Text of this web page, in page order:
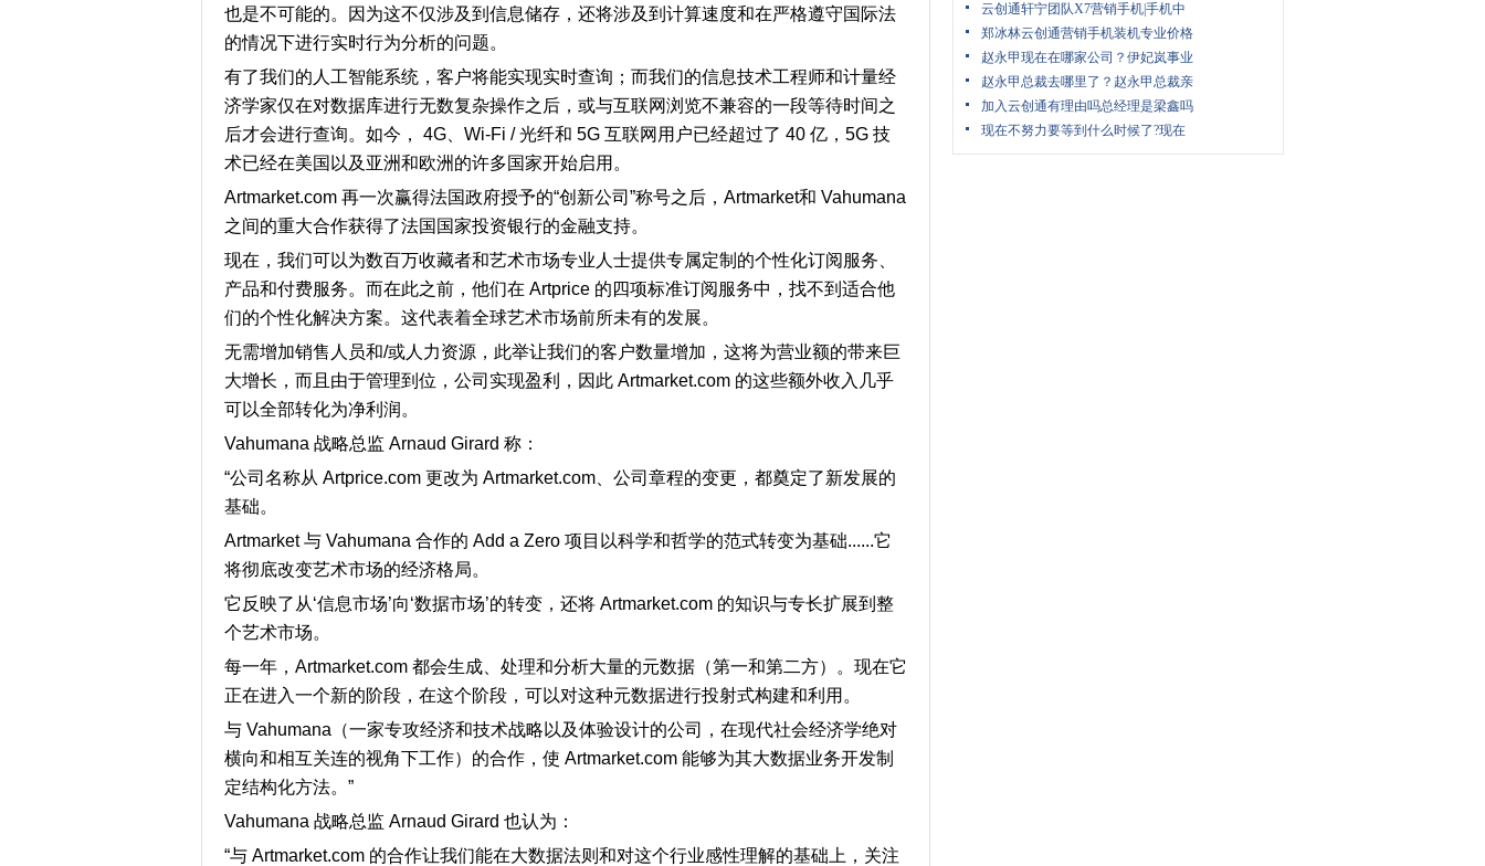
也是不可能的。因为这不仅涉及到信息储存，还将涉及到计算速度和在严格遵守国际法
的情况下进行实时行为分析的问题。
有了我们的人工智能系统，客户将能实现实时查询；而我们的信息技术工程师和计量经
济学家仅在对数据库进行无数复杂操作之后，或与互联网浏览不兼容的一段等待时间之
后才会进行查询。如今， 4G、Wi-Fi / 光纤和 5G 互联网用户已经超过了 40 亿，5G 技
术已经在美国以及亚洲和欧洲的许多国家开始启用。
Artmarket.com 再一次赢得法国政府授予的“创新公司”称号之后，Artmarket和 Vahumana
之间的重大合作获得了法国国家投资银行的金融支持。
现在，我们可以为数百万收藏者和艺术市场专业人士提供专属定制的个性化订阅服务、
产品和付费服务。而在此之前，他们在 Artprice 的四项标准订阅服务中，找不到适合他
们的个性化解决方案。这代表着全球艺术市场前所未有的发展。
无需增加销售人员和/或人力资源，此举让我们的客户数量增加，这将为营业额的带来巨
大增长，而且由于管理到位，公司实现盈利，因此 Artmarket.com 的这些额外收入几乎
可以全部转化为净利润。
Vahumana 战略总监 Arnaud Girard 称：
“公司名称从 Artprice.com 更改为 Artmarket.com 、公司章程的变更，都奠定了新发展的
基础。
Artmarket与 Vahumana 合作的 Add a Zero 项目以科学和哲学的范式转变为基础......它
将彻底改变艺术市场的经济格局。
它反映了从‘信息市场’向‘数据市场’的转变，还将 Artmarket.com 的知识与专长扩展到整
个艺术市场。
每一年，Artmarket.com 都会生成、处理和分析大量的元数据（第一和第二方）。现在它
正在进入一个新的阶段，在这个阶段，可以对这种元数据进行投射式构建和利用。
与 Vahumana （一家专攻经济和技术战略以及体验设计的公司，在现代社会经济学绝对
横向和相互关连的视角下工作）的合作，使 Artmarket.com 能够为其大数据业务开发制
定结构化方法。”
Vahumana 战略总监 Arnaud Girard 也认为：
“与 Artmarket.com 的合作让我们能在大数据法则和对这个行业感性理解的基础上，关注
云创通轩宁团队X7营销手机|手机中
郑冰林云创通营销手机装机专业价格
赵永甲现在在哪家公司？伊妃岚事业
赵永甲总裁去哪里了？赵永甲总裁亲
加入云创通有理由吗总经理是梁鑫吗
现在不努力要等到什么时候了?现在